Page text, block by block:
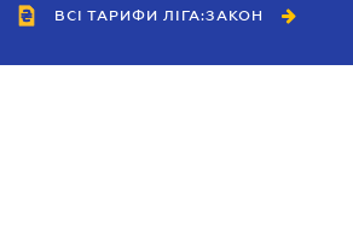
ВСІ ТАРИФИ ЛІГА:ЗАКОН